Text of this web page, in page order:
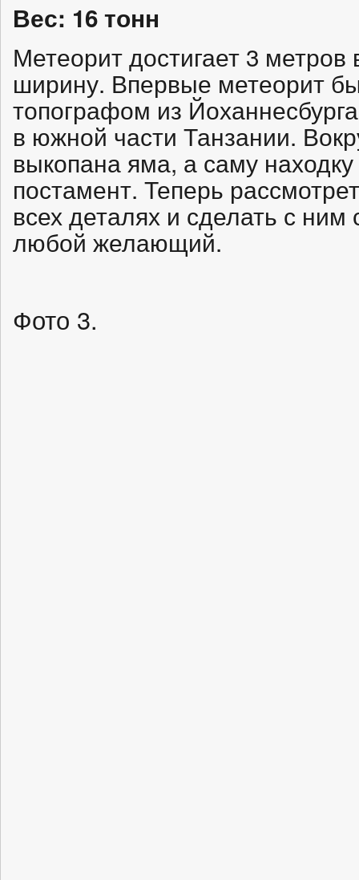
Вес: 16 тонн
Метеорит достигает 3
ширину. Впервые метеорит
топографом из
в южной части Танзании.
выкопана яма, а саму
постамент. Теперь
всех деталях и сделать с
любой желающий.
Фото 3.